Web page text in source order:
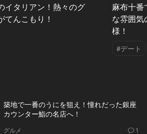
イタリアン！熱々のグ
てんこもり！
麻布十
な雰囲
様！
#デート
築地で一番のうにを狙え！憧れだった銀座
カウンター鮨の名店へ！
グルメ 1